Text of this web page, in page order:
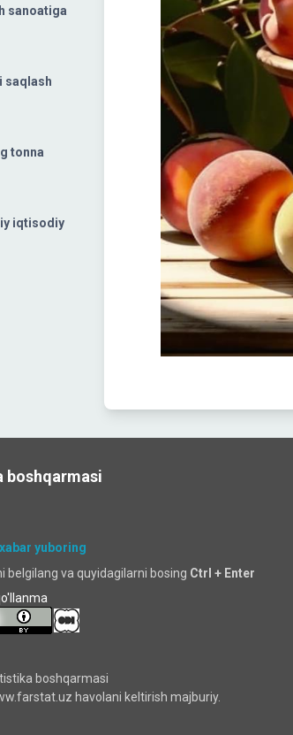
sanoatiga
saqlash
tonna
iqtisodiy
boshqarmasi
yuboring
belgilang va quyidagilarni bosing Ctrl + Enter
boshqarmasi
havolani keltirish majburiy.